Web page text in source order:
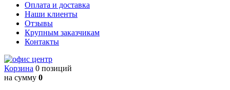
Оплата и доставка
Наши клиенты
Отзывы
Крупным заказчикам
Контакты
Корзина 0 позиций
на сумму 0